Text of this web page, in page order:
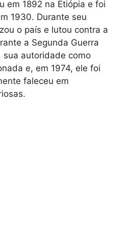
em 1892 na Etiópia e foi
1930. Durante seu
o país e lutou contra a
a Segunda Guerra
sua autoridade como
e, em 1974, ele foi
faleceu em